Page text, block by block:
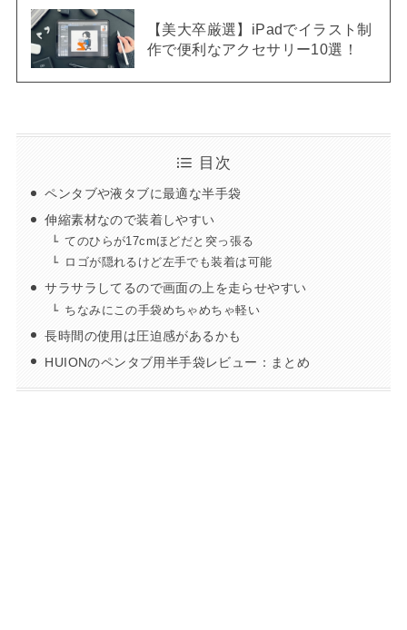
【美大卒厳選】iPadでイラスト制
作で便利なアクセサリー10選！
目次
ペンタブや液タブに最適な半手袋
伸縮素材なので装着しやすい
てのひらが17cmほどだと突っ張る
ロゴが隠れるけど左手でも装着は可能
サラサラしてるので画面の上を走らせやすい
ちなみにこの手袋めちゃめちゃ軽い
長時間の使用は圧迫感があるかも
HUIONのペンタブ用半手袋レビュー：まとめ